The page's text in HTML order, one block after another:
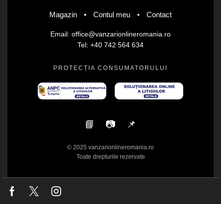
Magazin • Contul meu • Contact
Email: office@vanzarionlineromania.ro
Tel: +40 742 564 634
PROTECȚIA CONSUMATORULUI
📘 📷 📌
© 2025 vanzarionlineromania.ro
Toate drepturile rezervate
Facebook
Twitter